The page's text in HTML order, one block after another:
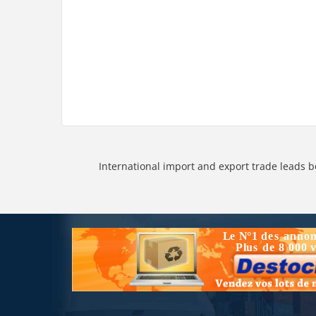
International import and export trade leads